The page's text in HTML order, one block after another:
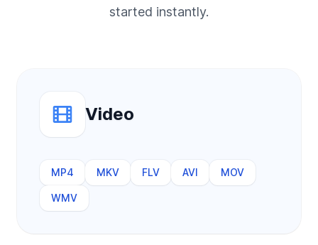
started instantly.
Video
MP4 MKV FLV AVI MOV
WMV